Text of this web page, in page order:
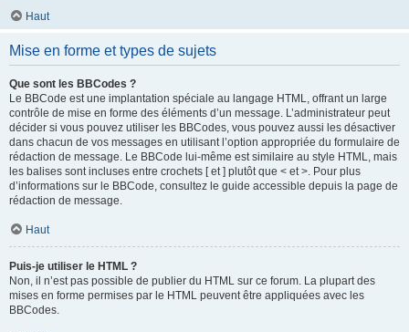
Haut
Mise en forme et types de sujets
Que sont les BBCodes ?
Le BBCode est une implantation spéciale au langage HTML, offrant un large
contrôle de mise en forme des éléments d’un message. L’administrateur peut
décider si vous pouvez utiliser les BBCodes, vous pouvez aussi les désactiver
dans chacun de vos messages en utilisant l’option appropriée du formulaire de
rédaction de message. Le BBCode lui-même est similaire au style HTML, mais
les balises sont incluses entre crochets [ et ] plutôt que < et >. Pour plus
d’informations sur le BBCode, consultez le guide accessible depuis la page de
rédaction de message.
Haut
Puis-je utiliser le HTML ?
Non, il n’est pas possible de publier du HTML sur ce forum. La plupart des
mises en forme permises par le HTML peuvent être appliquées avec les
BBCodes.